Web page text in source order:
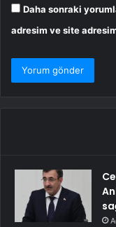
Daha sonraki
adresim ve site